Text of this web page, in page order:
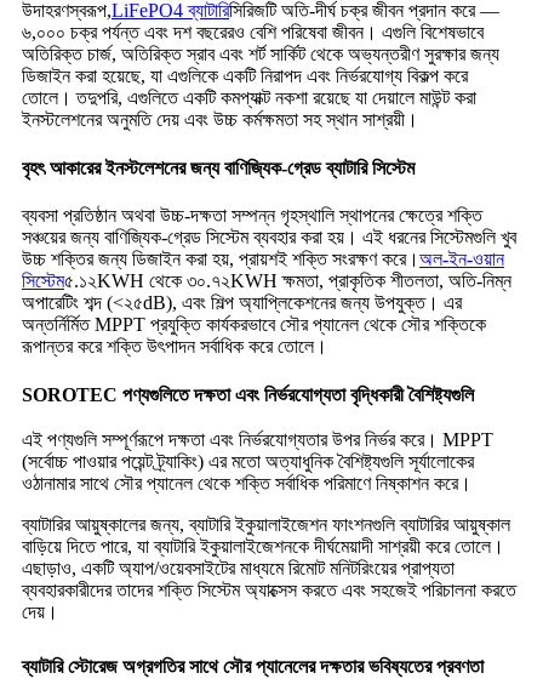
উদাহরণস্বরূপ,LiFePO4 ব্যাটারিসিরিজটি অতি-দীর্ঘ চক্র জীবন প্রদান করে —
৬,০০০ চক্র পর্যন্ত এবং দশ বছরেরও বেশি পরিষেবা জীবন। এগুলি বিশেষভাবে
অতিরিক্ত চার্জ, অতিরিক্ত স্রাব এবং শর্ট সার্কিট থেকে অভ্যন্তরীণ সুরক্ষার জন্য
ডিজাইন করা হয়েছে, যা এগুলিকে একটি নিরাপদ এবং নির্ভরযোগ্য বিকল্প করে
তোলে। তদুপরি, এগুলিতে একটি কমপ্যাক্ট নকশা রয়েছে যা দেয়ালে মাউন্ট করা
ইনস্টলেশনের অনুমতি দেয় এবং উচ্চ কর্মক্ষমতা সহ স্থান সাশ্রয়ী।
বৃহৎ আকারের ইনস্টলেশনের জন্য বাণিজ্যিক-গ্রেড ব্যাটারি সিস্টেম
ব্যবসা প্রতিষ্ঠান অথবা উচ্চ-দক্ষতা সম্পন্ন গৃহস্থালি স্থাপনের ক্ষেত্রে শক্তি
সঞ্চয়ের জন্য বাণিজ্যিক-গ্রেড সিস্টেম ব্যবহার করা হয়। এই ধরনের সিস্টেমগুলি খুব
উচ্চ শক্তির জন্য ডিজাইন করা হয়, প্রায়শই শক্তি সংরক্ষণ করে। অল-ইন-ওয়ান
সিস্টেম৫.১২KWH থেকে ৩০.৭২KWH ক্ষমতা, প্রাকৃতিক শীতলতা, অতি-নিম্ন
অপারেটিং শব্দ (<২৫dB), এবং শিল্প অ্যাপ্লিকেশনের জন্য উপযুক্ত। এর
অন্তর্নির্মিত MPPT প্রযুক্তি কার্যকরভাবে সৌর প্যানেল থেকে সৌর শক্তিকে
রূপান্তর করে শক্তি উৎপাদন সর্বাধিক করে তোলে।
SOROTEC পণ্যগুলিতে দক্ষতা এবং নির্ভরযোগ্যতা বৃদ্ধিকারী বৈশিষ্ট্যগুলি
এই পণ্যগুলি সম্পূর্ণরূপে দক্ষতা এবং নির্ভরযোগ্যতার উপর নির্ভর করে। MPPT
(সর্বোচ্চ পাওয়ার পয়েন্ট ট্র্যাকিং) এর মতো অত্যাধুনিক বৈশিষ্ট্যগুলি সূর্যালোকের
ওঠানামার সাথে সৌর প্যানেল থেকে শক্তি সর্বাধিক পরিমাণে নিষ্কাশন করে।
ব্যাটারির আয়ুষ্কালের জন্য, ব্যাটারি ইকুয়ালাইজেশন ফাংশনগুলি ব্যাটারির আয়ুষ্কাল
বাড়িয়ে দিতে পারে, যা ব্যাটারি ইকুয়ালাইজেশনকে দীর্ঘমেয়াদী সাশ্রয়ী করে তোলে।
এছাড়াও, একটি অ্যাপ/ওয়েবসাইটের মাধ্যমে রিমোট মনিটরিংয়ের প্রাপ্যতা
ব্যবহারকারীদের তাদের শক্তি সিস্টেম অ্যাক্সেস করতে এবং সহজেই পরিচালনা করতে
দেয়।
ব্যাটারি স্টোরেজ অগ্রগতির সাথে সৌর প্যানেলের দক্ষতার ভবিষ্যতের প্রবণতা